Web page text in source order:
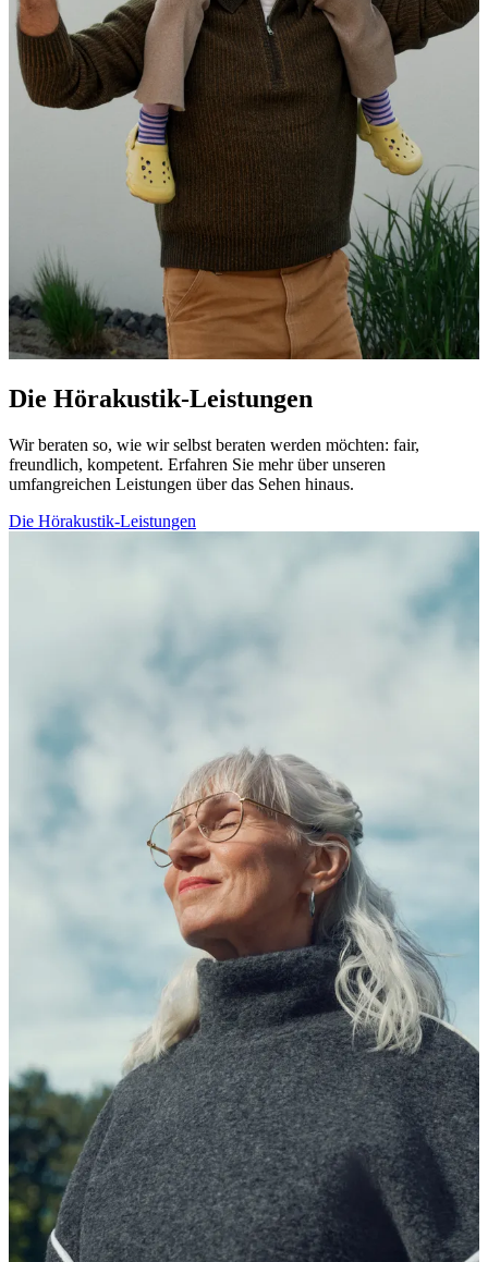
Die Hörakustik-Leistungen
Wir beraten so, wie wir selbst beraten werden möchten: fair,
freundlich, kompetent. Erfahren Sie mehr über unseren
umfangreichen Leistungen über das Sehen hinaus.
Die Hörakustik-Leistungen